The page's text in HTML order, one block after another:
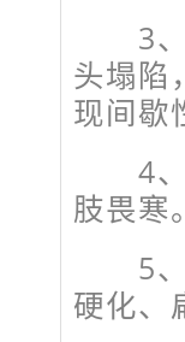
3、
头塌陷
现间歇
4、
肢畏寒。
5、X
硬化、